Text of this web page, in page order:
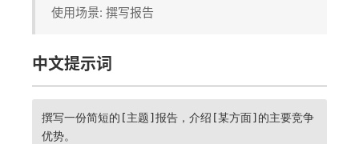
使用场景: 撰写报告
中文提示词
撰写一份简短的[主题]报告，介绍[某方面]的主要竞争
优势。